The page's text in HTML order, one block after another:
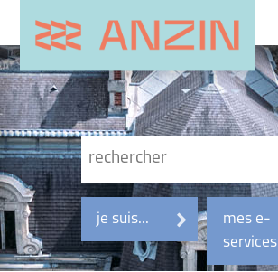
je suis...
mes e-
services